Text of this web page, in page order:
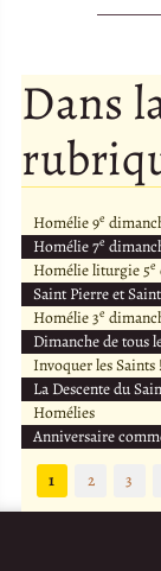
Dans
Homélie 9e
Homélie 7e
Homélie liturgie 5e
Saint Pierre et
Homélie 3e
Dimanche de tous
Invoquer les Saints !
La Descente du
Homélies
Anniversaire
1
2 3